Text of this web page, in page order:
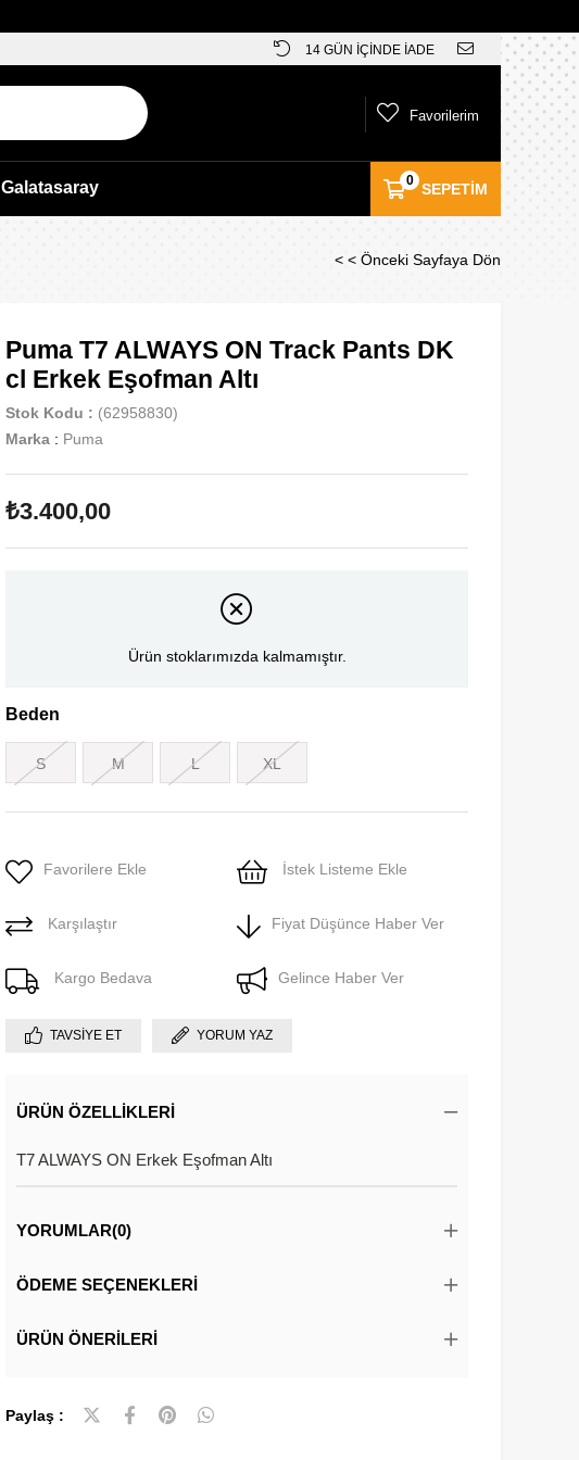
14 GÜN İÇİNDE İADE
SEPETIM
0
Favorilerim
Galatasaray
< < Önceki Sayfaya Dön
Puma T7 ALWAYS ON Track Pants DK
cl Erkek Eşofman Altı
Stok Kodu
(62958830)
Marka : Puma
₺3.400,00
Ürün stoklarımızda kalmamıştır.
Beden
S M L XL
Favorilere Ekle İstek Listeme Ekle
Karşılaştır Fiyat Düşünce Haber Ver
Kargo Bedava Gelince Haber Ver
TAVSIYE ET YORUM YAZ
ÜRÜN ÖZELLIKLERI
T7 ALWAYS ON Erkek Eşofman Altı
YORUMLAR(0)
ÖDEME SEÇENEKLERI
ÜRÜN ÖNERILERI
Paylaş :